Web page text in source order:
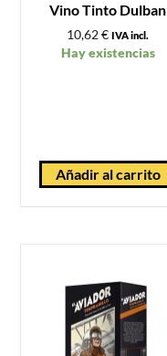
Vino Tinto Dulban
10,62€ IVA incl.
Hay existencias
Añadir al carrito